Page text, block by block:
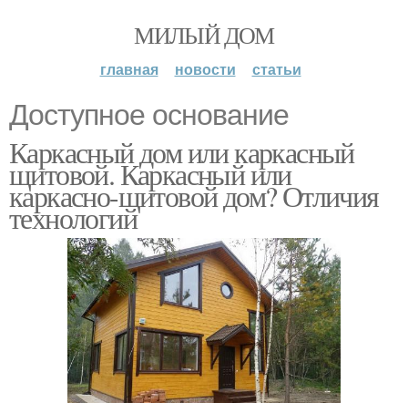
МИЛЫЙ ДОМ
главная новости статьи
Доступное основание
Каркасный дом или каркасный
щитовой. Каркасный или
каркасно-щитовой дом? Отличия
технологий